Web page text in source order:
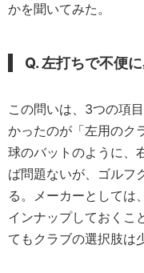
かを聞いてみた。
Q. 左打ちで不便
この問いは、3つの項
かったのが「左用のク
球のバットのように、
ば問題ないが、ゴルフ
る。メーカーとしては
インナップしておくこ
てもクラブの選択肢は